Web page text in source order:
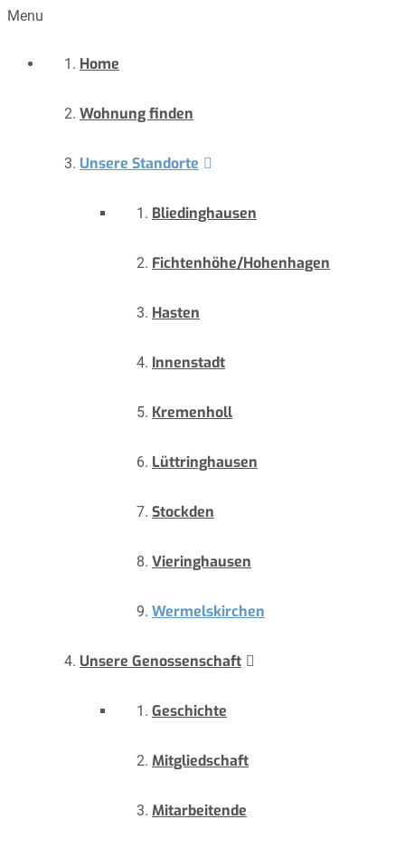
Menu
Home
Wohnung finden
Unsere Standorte
Bliedinghausen
Fichtenhöhe/Hohenhagen
Hasten
Innenstadt
Kremenholl
Lüttringhausen
Stockden
Vieringhausen
Wermelskirchen
Unsere Genossenschaft
Geschichte
Mitgliedschaft
Mitarbeitende